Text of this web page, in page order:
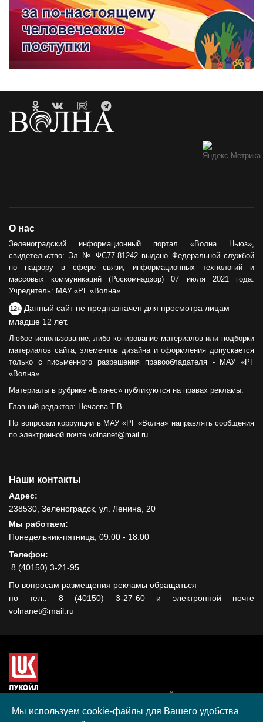
О нас
Зеленоградский информационный портал «Волна Ньюз»,
свидетельство: Эл № ФС77-81242 выдано Федеральной службой
по надзору в сфере связи, информационных технологий и
массовых коммуникаций (Роскомнадзор) 07 июля 2021 года.
Учредитель: МАУ «РГ «Волна».
12+ Данный сайт не предназначен для просмотра лицам
младше 12 лет.
Любое использование, либо копирование материалов или подборки
материалов сайта, элементов дизайна и оформления допускается
только с письменного разрешения правообладателя - МАУ «РГ
«Волна».
Материалы в рубрике «Бизнес» публикуются на правах рекламы.
Главный редактор: Нечаева Т.В.
По вопросам коррупции в МАУ «РГ «Волна» направлять сообщения
по электронной почте volnanet@mail.ru
Наши контакты
Адрес:
238530, Зеленоградск, ул. Ленина, 20
Мы работаем:
Понедельник-пятница, 09:00 - 18:00
Телефон:
8 (40150) 3-21-95
По вопросам размещения рекламы обращаться
по тел.: 8 (40150) 3-27-60 и электронной почте
volnanet@mail.ru
гранта, полученного в рамках XIII Конкурса социальных и
Мы используем cookie-файлы для Вашего удобства